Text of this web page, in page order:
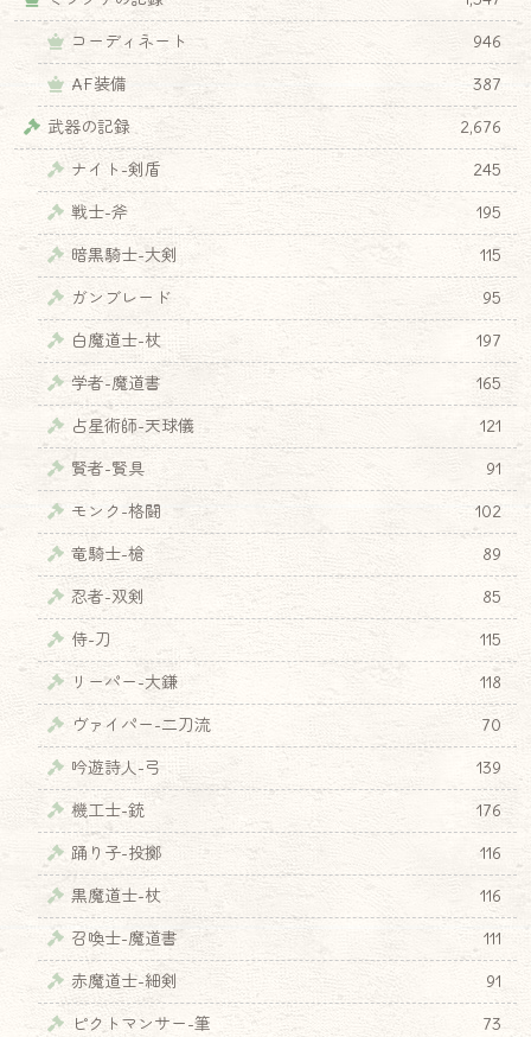
コーディネート
946
AF装備
387
武器の記録
2,676
ナイト-剣盾
245
戦士-斧
195
暗黒騎士-大剣
115
ガンブレード
95
白魔道士-杖
197
学者-魔道書
165
占星術師-天球儀
121
賢者-賢具
91
モンク-格闘
102
竜騎士-槍
89
忍者-双剣
85
侍-刀
115
リーパー-大鎌
118
ヴァイパー-二刀流
70
吟遊詩人-弓
139
機工士-銃
176
踊り子-投擲
116
黒魔道士-杖
116
召喚士-魔道書
111
赤魔道士-細剣
91
ピクトマンサー-筆
73